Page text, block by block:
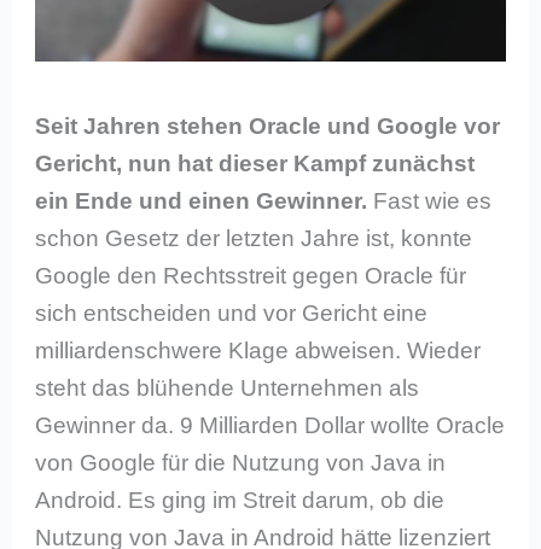
Seit Jahren stehen Oracle und Google vor
Gericht, nun hat dieser Kampf zunächst
ein Ende und einen Gewinner. Fast wie es
schon Gesetz der letzten Jahre ist, konnte
Google den Rechtsstreit gegen Oracle für
sich entscheiden und vor Gericht eine
milliardenschwere Klage abweisen. Wieder
steht das blühende Unternehmen als
Gewinner da. 9 Milliarden Dollar wollte Oracle
von Google für die Nutzung von Java in
Android. Es ging im Streit darum, ob die
Nutzung von Java in Android hätte lizenziert